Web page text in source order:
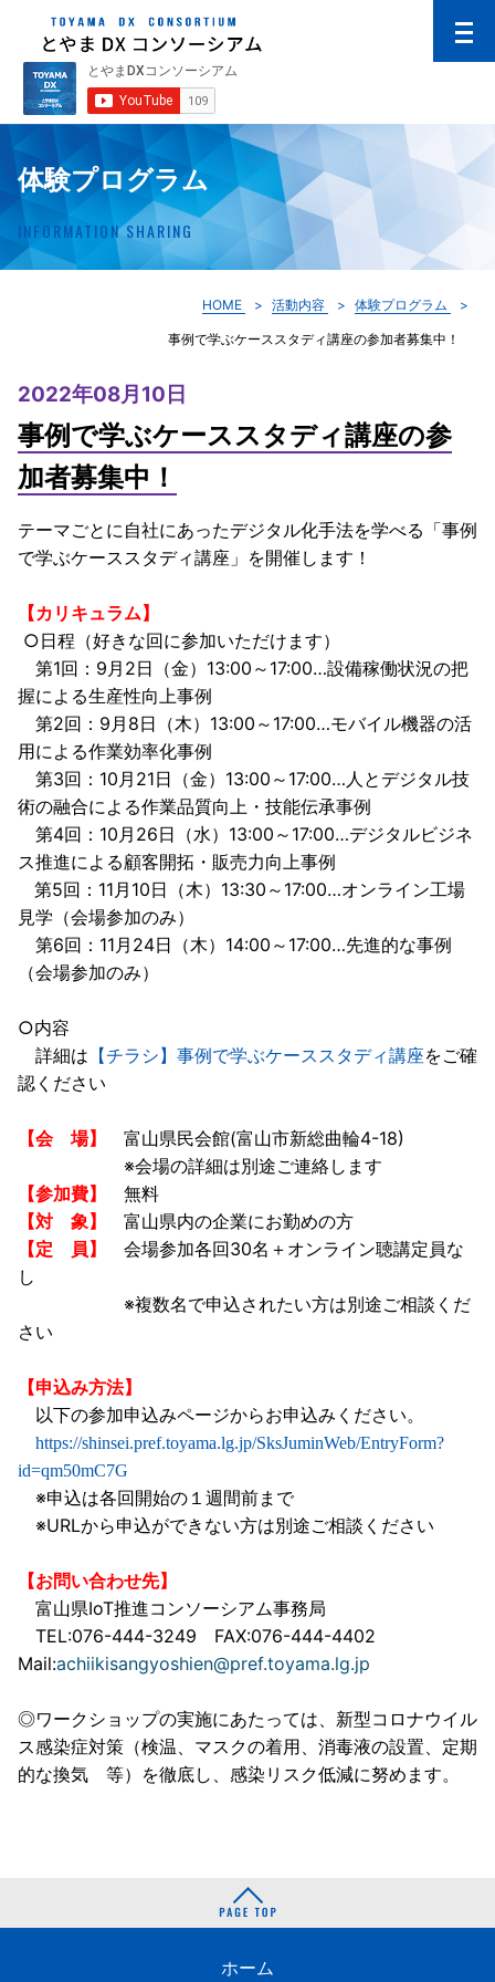
体験プログラム
INFORMATION SHARING
HOME 活動内容 体験プログラム
事例で学ぶケーススタディ講座の参加者募集中！
2022年08月10日
事例で学ぶケーススタディ講座の参
加者募集中！
テーマごとに自社にあったデジタル化手法を学べる「事例
で学ぶケーススタディ講座」を開催します！
【カリキュラム】
○日程（好きな回に参加いただけます）
第1回：9月2日（金）13:00～17:00…設備稼働状況の把
握による生産性向上事例
第2回：9月8日（木）13:00～17:00…モバイル機器の活
用による作業効率化事例
第3回：10月21日（金）13:00～17:00…人とデジタル技
術の融合による作業品質向上・技能伝承事例
第4回：10月26日（水）13:00～17:00…デジタルビジネ
ス推進による顧客開拓・販売力向上事例
第5回：11月10日（木）13:30～17:00…オンライン工場
見学（会場参加のみ）
第6回：11月24日（木）14:00～17:00…先進的な事例
（会場参加のみ）
○内容
詳細は 【チラシ】事例で学ぶケーススタディ講座をご確
認ください
【会 場】
富山県民会館(富山市新総曲輪4-18)
※会場の詳細は別途ご連絡します
【参加費】
無料
【対 象】
富山県内の企業にお勤めの方
【定 員】
会場参加各回30名＋オンライン聴講定員な
し
※複数名で申込されたい方は別途ご相談くだ
さい
【申込み方法】
以下の参加申込みページからお申込みください。
https://shinsei.pref.toyama.lg.jp/SksJuminWeb/EntryForm?
id=qm50mC7G
※申込は各回開始の１週間前まで
※URLから申込ができない方は別途ご相談ください
【お問い合わせ先】
富山県IoT推進コンソーシアム事務局
TEL:076-444-3249 FAX:076-444-4402
Mail:achiikisangyoshien@pref.toyama.lg.jp
◎ワークショップの実施にあたっては、新型コロナウイル
ス感染症対策（検温、マスクの着用、消毒液の設置、定期
的な換気 等）を徹底し、感染リスク低減に努めます。
ホーム